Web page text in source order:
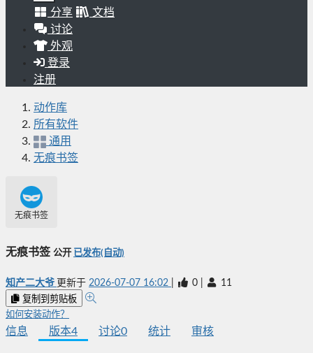
分享
文档
讨论
外观
登录
注册
动作库
所有软件
通用
无痕书签
无痕书签
无痕书签 公开 已发布(自动)
知产二大爷 更新于 2026-07-07 16:02 0 11
复制到剪贴板
如何安装动作？
信息 版本4 讨论0 统计 审核